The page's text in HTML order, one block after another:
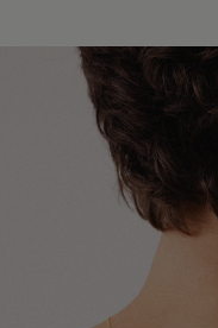
Global Express
doręczenia wynosi
Szczegółowe
metod wysyłki oraz
znajdziesz w tabeli.
Dokładamy
dotarło bezpiecznie
tego, czy podróżuje
W przypadku
zakładać ją jako
Chroń biżuterię
środkami czystości
stosowanymi na
pozłocenia i wygląd
Zdejmuj biżuterię
sportu oraz
ograniczyć ryzyko